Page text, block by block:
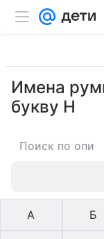
Имена
букву Н
А Б